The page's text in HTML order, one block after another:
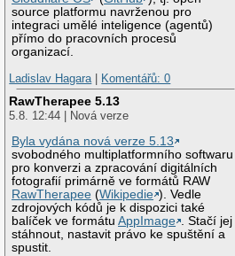
source platformu navrženou pro
integraci umělé inteligence (agentů)
přímo do pracovních procesů
organizací.
Ladislav Hagara
Komentářů: 0
RawTherapee 5.13
5.8. 12:44 | Nová verze
Byla vydána nová verze 5.13
svobodného multiplatformního softwaru
pro konverzi a zpracování digitálních
fotografií primárně ve formátů RAW
RawTherapee (Wikipedie ). Vedle
zdrojových kódů je k dispozici také
balíček ve formátuAppImage . Stačí jej
stáhnout, nastavit právo ke spuštění a
spustit.